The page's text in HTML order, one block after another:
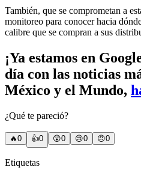
También, que se comprometan a
monitoreo para conocer hacia
calibre que se compran a sus
¡Ya estamos en
día con las noticias
México y el Mundo,
¿Qué te pareció?
🔥0 👍0 😲0 😢0 😠0
Etiquetas